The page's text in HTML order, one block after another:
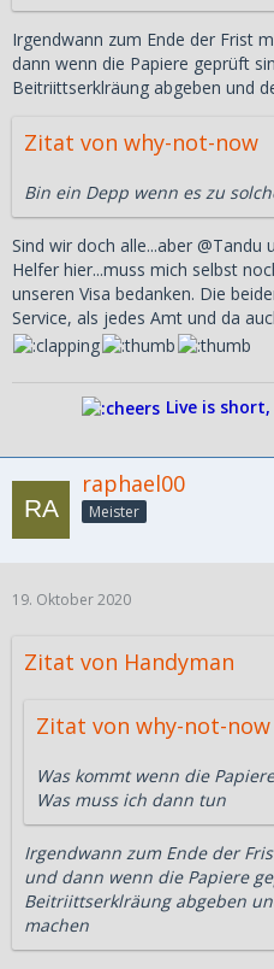
Irgendwann zum Ende der Frist
dann wenn die Papiere geprüft
Beitriittserklräung abgeben und
Zitat von why-not-now
Bin ein Depp wenn es zu
Sind wir doch alle...aber @Tandu
Helfer hier...muss mich selbst
unseren Visa bedanken. Die
Service, als jedes Amt und da
Live is
raphael00
Meister
19. Oktober 2020
Zitat von Handyman
Zitat von why-not-now
Was kommt wenn die
Was muss ich dann tun
Irgendwann zum Ende der
und dann wenn die Papiere
Beitriittserklräung abgeben
machen